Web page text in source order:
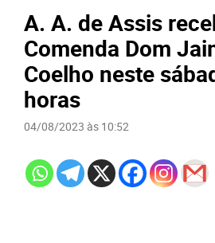
A. A. de Assis
Comenda Dom
Coelho neste
horas
04/08/2023 às 10:52